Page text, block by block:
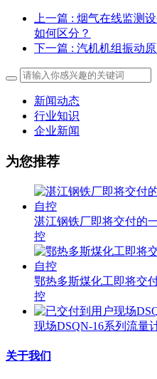
上一篇 : 烟气在线监测
如何区分？
下一篇 : 汽机机组振动
新闻动态
行业知识
企业新闻
为您推荐
湛江钢铁厂即将交付的
控
鄂热多斯煤化工即将交
控
现场DSQN-16系列流量
关于我们